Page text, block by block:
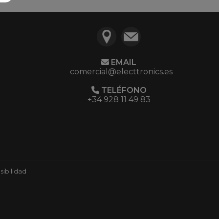
EMAIL
comercial@electtronics.es
TELÉFONO
+34 928 11 49 83